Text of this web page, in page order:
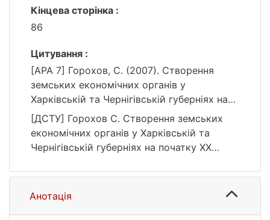
Кінцева сторінка :
86
Цитування :
[APA 7] Горохов, С. (2007). Створення
земських економічних органів у
Харківській та Чернігівській губерніях на
початку ХХ століття. Вісник Київського
національного університету імені Тараса
Шевченка. Серія: Історія, (92), 84–86.
https://ir.library.knu.ua/handle/15071834/269
28
[ДСТУ] Горохов С. Створення земських
економічних органів у Харківській та
Чернігівській губерніях на початку ХХ
університету імені Тараса Шевченка.
Серія: Історія. 2007. № 92. С. 84—86. URL:
https://ir.library.knu.ua/handle/15071834/269
Анотація